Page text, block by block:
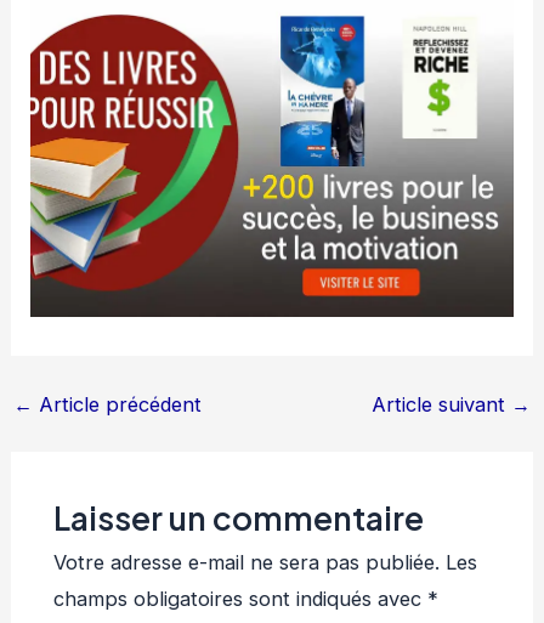
← Article précédent Article suivant →
Laisser un commentaire
Votre adresse e-mail ne sera pas publiée. Les
champs obligatoires sont indiqués avec *